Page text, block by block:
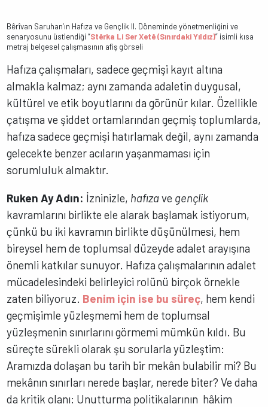
Bêrîvan Saruhan’ın Hafıza ve Gençlik II. Döneminde yönetmenliğini ve
senaryosunu üstlendiği “Stêrka Li Ser Xetê (Sınırdaki Yıldız)” isimli kısa
metraj belgesel çalışmasının afiş görseli
Hafıza çalışmaları, sadece geçmişi kayıt altına
almakla kalmaz; aynı zamanda adaletin duygusal,
kültürel ve etik boyutlarını da görünür kılar. Özellikle
çatışma ve şiddet ortamlarından geçmiş toplumlarda,
hafıza sadece geçmişi hatırlamak değil, aynı zamanda
gelecekte benzer acıların yaşanmaması için
sorumluluk almaktır.
Ruken Ay Adın: İzninizle, hafızave gençlik
kavramlarını birlikte ele alarak başlamak istiyorum,
çünkü bu iki kavramın birlikte düşünülmesi, hem
bireysel hem de toplumsal düzeyde adalet arayışına
önemli katkılar sunuyor. Hafıza çalışmalarının adalet
mücadelesindeki belirleyici rolünü birçok örnekle
zaten biliyoruz. Benim için ise bu süreç, hem kendi
geçmişimle yüzleşmemi hem de toplumsal
yüzleşmenin sınırlarını görmemi mümkün kıldı. Bu
süreçte sürekli olarak şu sorularla yüzleştim:
Aramızda dolaşan bu tarih bir mekân bulabilir mi? Bu
mekânın sınırları nerede başlar, nerede biter? Ve daha
da kritik olanı: Unutturma politikalarının hâkim